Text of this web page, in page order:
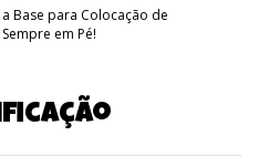
Base para Colocação de
em Pé!